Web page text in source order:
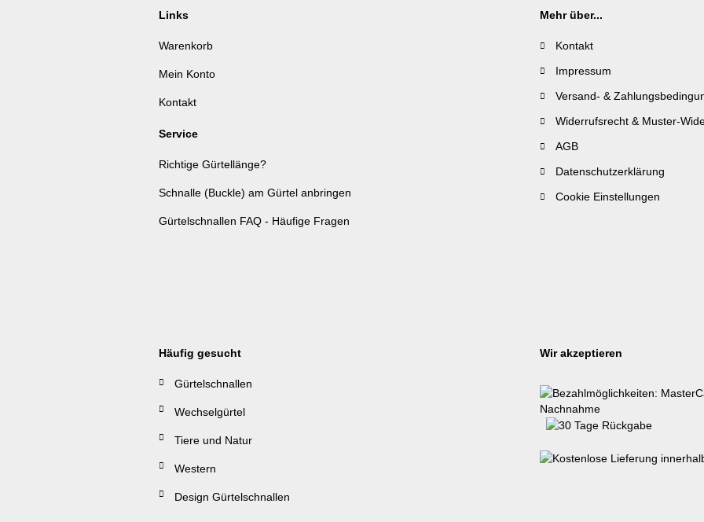
Links
Warenkorb
Mein Konto
Kontakt
Service
Richtige Gürtellänge?
Schnalle (Buckle) am Gürtel anbringen
Gürtelschnallen FAQ - Häufige Fragen
Mehr über...
Kontakt
Impressum
Versand- &
Widerrufsrecht & Muster-
AGB
Datenschutzerklärung
Cookie Einstellungen
Häufig gesucht
Gürtelschnallen
Wechselgürtel
Tiere und Natur
Western
Design Gürtelschnallen
Wir akzeptieren